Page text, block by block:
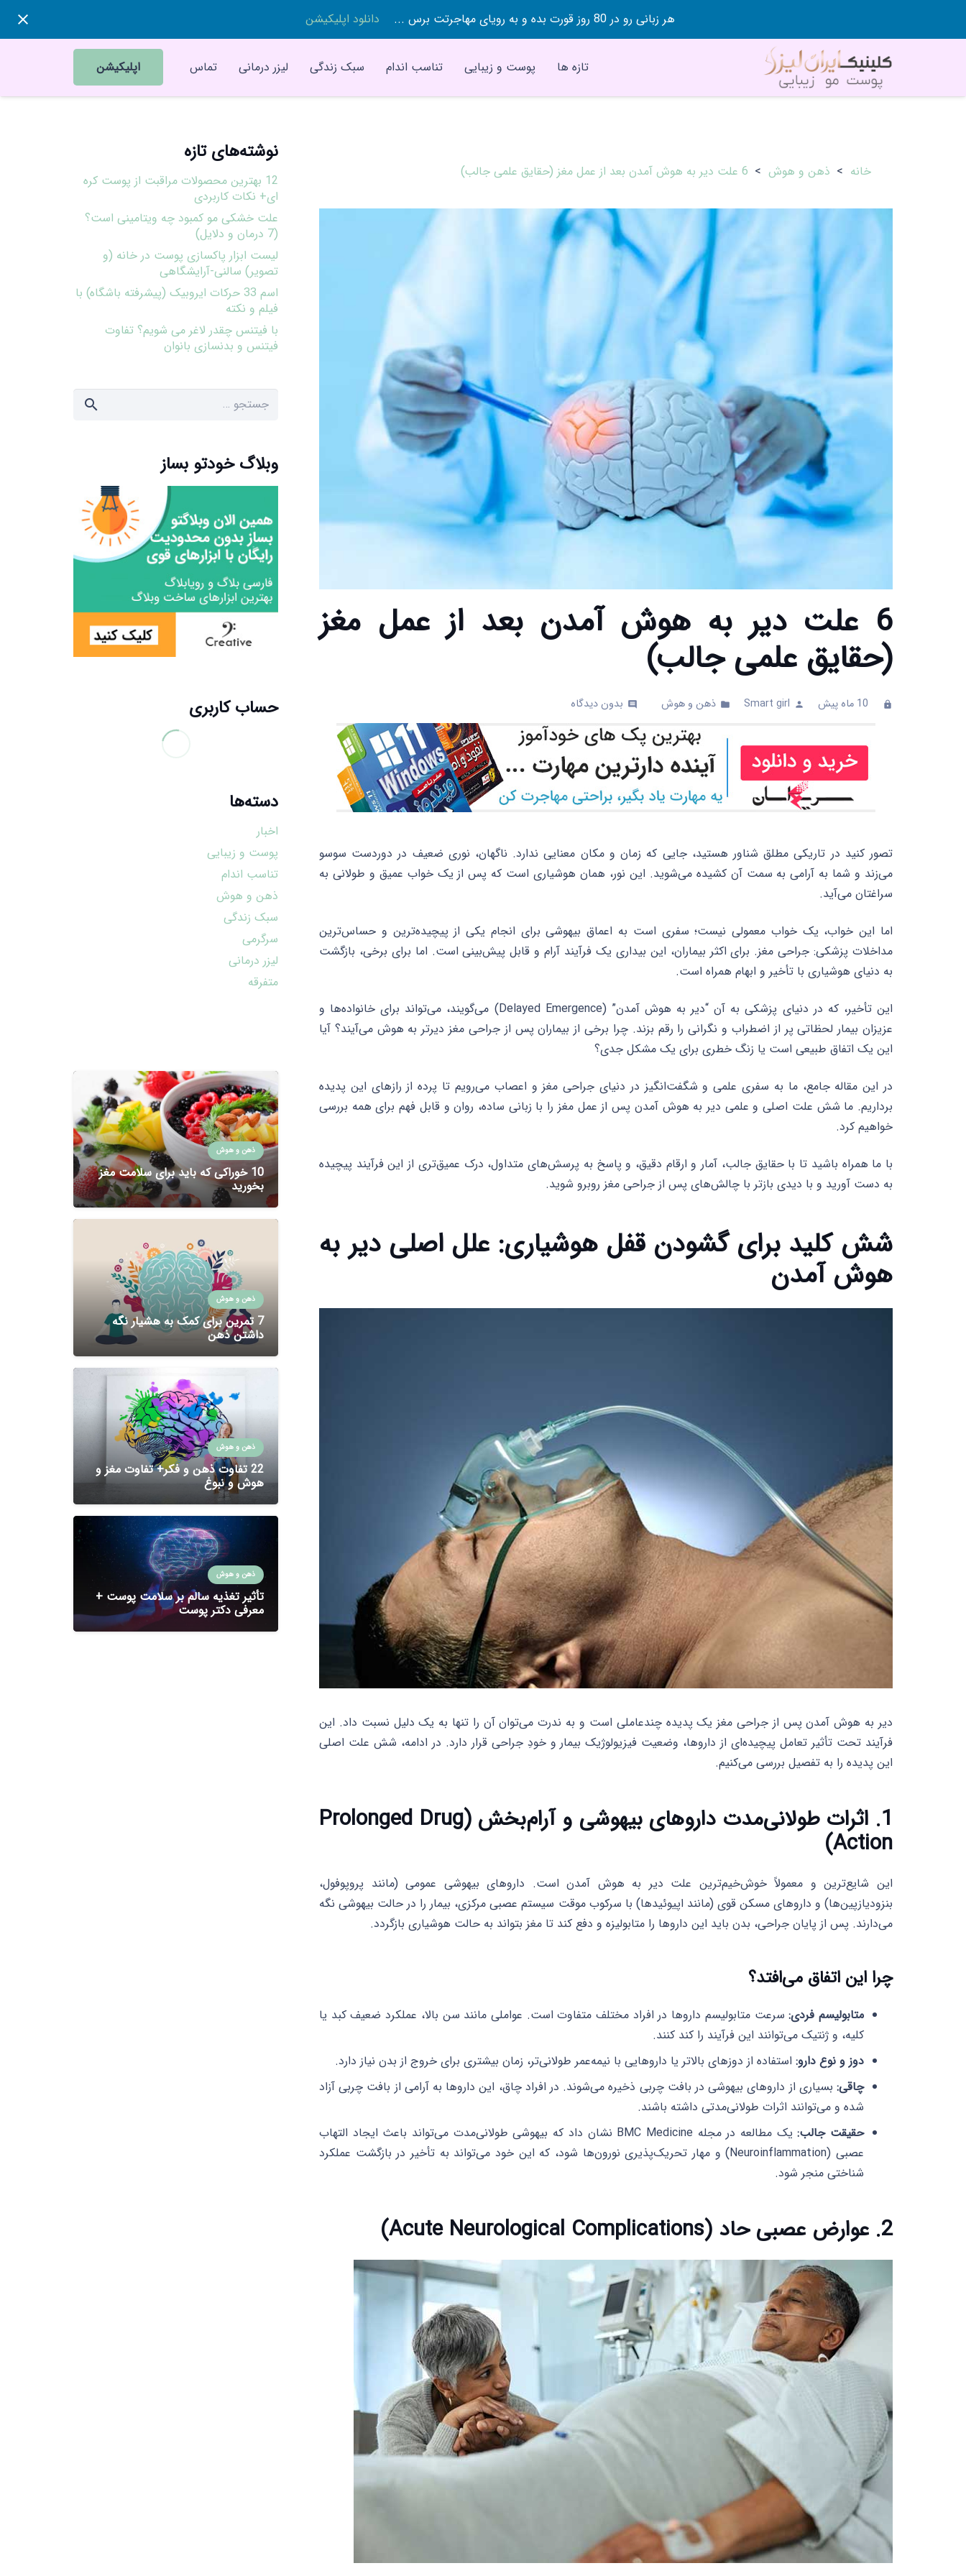
هر زبانی رو در 80 روز قورت بده و به رویای مهاجرتت برس ... دانلود اپلیکیشن
تازه ها پوست و زیبایی تناسب اندام سبک زندگی لیزر درمانی تماس اپلیکیشن
خانه > ذهن و هوش > 6 علت دیر به هوش آمدن بعد از عمل مغز (حقایق علمی جالب)
6 علت دیر به هوش آمدن بعد از عمل مغز
(حقایق علمی جالب)
clock 10 ماه پیش person
Smart girl
folder ذهن و هوش comments بدون دیدگاه
تصور کنید در تاریکی مطلق شناور هستید، جایی که زمان و مکان معنایی ندارد. ناگهان، نوری ضعیف در دوردست سوسو
می‌زند و شما به آرامی به سمت آن کشیده می‌شوید. این نور، همان هوشیاری است که پس از یک خواب عمیق و طولانی به
سراغتان می‌آید.
اما این خواب، یک خواب معمولی نیست؛ سفری است به اعماق بیهوشی برای انجام یکی از پیچیده‌ترین و حساس‌ترین
مداخلات پزشکی: جراحی مغز. برای اکثر بیماران، این بیداری یک فرآیند آرام و قابل پیش‌بینی است. اما برای برخی، بازگشت
به دنیای هوشیاری با تأخیر و ابهام همراه است.
این تأخیر، که در دنیای پزشکی به آن “دیر به هوش آمدن” (Delayed Emergence) می‌گویند، می‌تواند برای خانواده‌ها و
عزیزان بیمار لحظاتی پر از اضطراب و نگرانی را رقم بزند. چرا برخی از بیماران پس از جراحی مغز دیرتر به هوش می‌آیند؟ آیا
این یک اتفاق طبیعی است یا زنگ خطری برای یک مشکل جدی؟
در این مقاله جامع، ما به سفری علمی و شگفت‌انگیز در دنیای جراحی مغز و اعصاب می‌رویم تا پرده از رازهای این پدیده
برداریم. ما شش علت اصلی و علمی دیر به هوش آمدن پس از عمل مغز را با زبانی ساده، روان و قابل فهم برای همه بررسی
خواهیم کرد.
با ما همراه باشید تا با حقایق جالب، آمار و ارقام دقیق، و پاسخ به پرسش‌های متداول، درک عمیق‌تری از این فرآیند پیچیده
به دست آورید و با دیدی بازتر با چالش‌های پس از جراحی مغز روبرو شوید.
شش کلید برای گشودن قفل هوشیاری: علل اصلی دیر به
هوش آمدن
دیر به هوش آمدن پس از جراحی مغز یک پدیده چندعاملی است و به ندرت می‌توان آن را تنها به یک دلیل نسبت داد. این
فرآیند تحت تأثیر تعامل پیچیده‌ای از داروها، وضعیت فیزیولوژیک بیمار و خودِ جراحی قرار دارد. در ادامه، شش علت اصلی
این پدیده را به تفصیل بررسی می‌کنیم.
1. اثرات طولانی‌مدت داروهای بیهوشی و آرام‌بخش (Prolonged Drug
Action)
این شایع‌ترین و معمولاً خوش‌خیم‌ترین علت دیر به هوش آمدن است. داروهای بیهوشی عمومی (مانند پروپوفول،
بنزودیازپین‌ها) و داروهای مسکن قوی (مانند اپیوئیدها) با سرکوب موقت سیستم عصبی مرکزی، بیمار را در حالت بیهوشی نگه
می‌دارند. پس از پایان جراحی، بدن باید این داروها را متابولیزه و دفع کند تا مغز بتواند به حالت هوشیاری بازگردد.
چرا این اتفاق می‌افتد؟
متابولیسم فردی:سرعت متابولیسم داروها در افراد مختلف متفاوت است. عواملی مانند سن بالا، عملکرد ضعیف کبد یا
کلیه، و ژنتیک می‌توانند این فرآیند را کند کنند.
دوز و نوع دارو: استفاده از دوزهای بالاتر یا داروهایی با نیمه‌عمر طولانی‌تر، زمان بیشتری برای خروج از بدن نیاز دارد.
چاقی: بسیاری از داروهای بیهوشی در بافت چربی ذخیره می‌شوند. در افراد چاق، این داروها به آرامی از بافت چربی آزاد
شده و می‌توانند اثرات طولانی‌مدتی داشته باشند.
حقیقت جالب:
یک مطالعه در مجله BMC Medicine نشان داد که بیهوشی طولانی‌مدت می‌تواند باعث ایجاد التهاب
عصبی (Neuroinflammation) و مهار تحریک‌پذیری نورون‌ها شود، که این خود می‌تواند به تأخیر در بازگشت عملکرد
شناختی منجر شود.
2. عوارض عصبی حاد (Acute Neurological Complications)
نوشته‌های تازه
12 بهترین محصولات مراقبت از پوست کره
ای+ نکات کاربردی
علت خشکی مو کمبود چه ویتامینی است؟
(7 درمان و دلایل)
لیست ابزار پاکسازی پوست در خانه (و
تصویر) سالنی-آرایشگاهی
اسم 33 حرکات ایروبیک (پیشرفته باشگاه) با
فیلم و نکته
با فیتنس چقدر لاغر می شویم؟ تفاوت
فیتنس و بدنسازی بانوان
جستجو
وبلاگ خودتو بساز
حساب کاربری
دسته‌ها
اخبار
پوست و زیبایی
تناسب اندام
ذهن و هوش
سبک زندگی
سرگرمی
لیزر درمانی
متفرقه
ذهن و هوش
10 خوراکی که باید برای سلامت مغز
بخورید
ذهن و هوش
7 تمرین برای کمک به هشیار نگه
داشتن ذهن
ذهن و هوش
22 تفاوت ذهن و فکر+ تفاوت مغز و
هوش و نبوغ
ذهن و هوش
تأثیر تغذیه سالم بر سلامت پوست +
معرفی دکتر پوست